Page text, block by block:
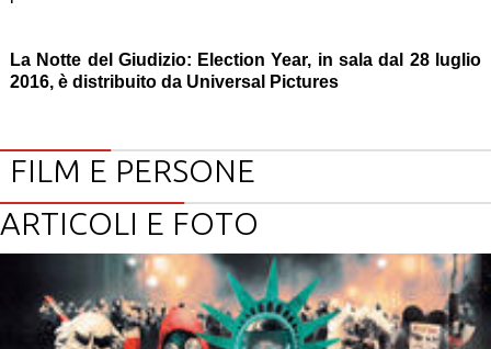
La Notte del Giudizio: Election Year, in sala dal 28 luglio
2016, è distribuito da Universal Pictures
FILM E PERSONE
ARTICOLI E FOTO